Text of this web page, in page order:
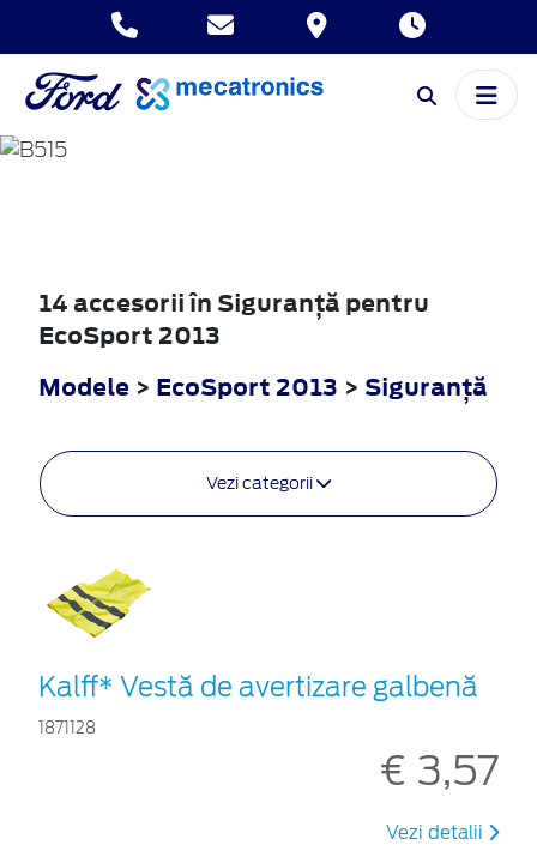
ECOSPORT
14 accesorii în Siguranţă pentru
EcoSport 2013
Modele > EcoSport 2013 > Siguranţă
Vezi categorii
Kalff* Vestă de avertizare galbenă
1871128
€ 3,57
Vezi detalii